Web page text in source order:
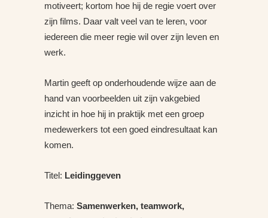
motiveert; kortom hoe hij de regie voert over
zijn films. Daar valt veel van te leren, voor
iedereen die meer regie wil over zijn leven en
werk.
Martin geeft op onderhoudende wijze aan de
hand van voorbeelden uit zijn vakgebied
inzicht in hoe hij in praktijk met een groep
medewerkers tot een goed eindresultaat kan
komen.
Titel: Leidinggeven
Thema: Samenwerken, teamwork,